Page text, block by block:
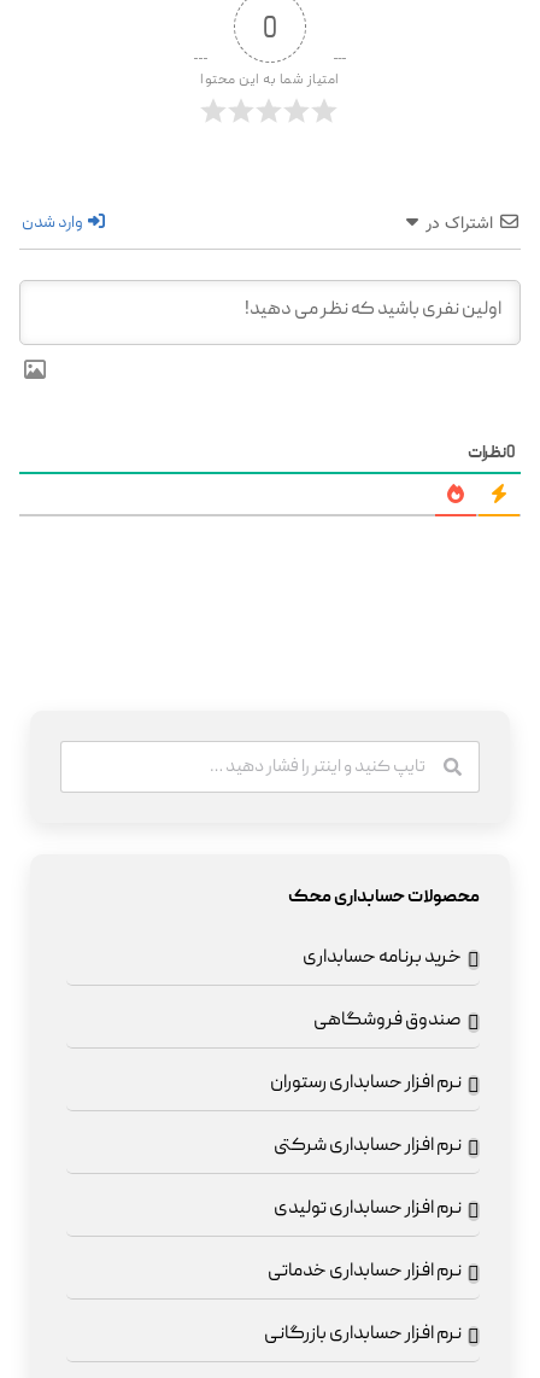
0
امتیاز شما به این محتوا
اشتراک در وارد شدن
0نظرات
محصولات حسابداری محک
خرید برنامه حسابداری
صندوق فروشگاهی
نرم افزار حسابداری رستوران
نرم افزار حسابداری شرکتی
نرم افزار حسابداری تولیدی
نرم افزار حسابداری خدماتی
نرم افزار حسابداری بازرگانی